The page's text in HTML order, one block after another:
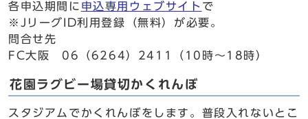
各申込期間に 申込専用ウェブサイト で
※JリーグID利用登録（無料）が必要。
問合せ先
FC大阪 06（6264）2411（10時～18時）
花園ラグビー場貸切かくれんぼ
スタジアムでかくれんぼをします。普段入れないとこ